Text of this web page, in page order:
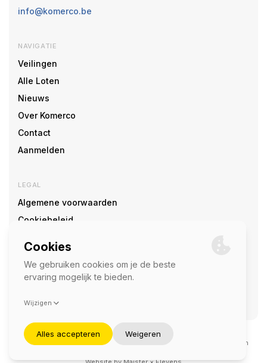
info@komerco.be
NAVIGATIE
Veilingen
Alle Loten
Nieuws
Over Komerco
Contact
Aanmelden
LEGAL
Algemene voorwaarden
Cookiebeleid
SOCIAL
©2026 — Komerco
Deze site wordt beschermd door reCAPTCHA en het
en